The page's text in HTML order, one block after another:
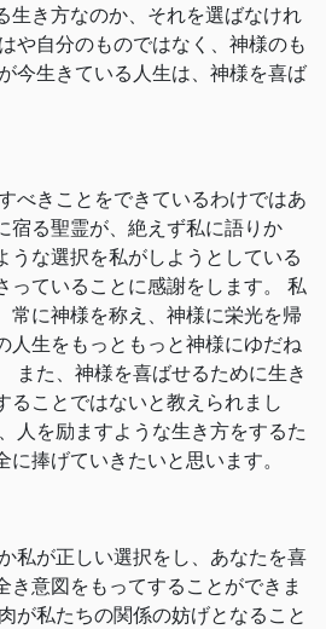
生き方なのか、それを選ばなけれ
や自分のものではなく、神様のも
今生きている人生は、神様を喜ば
きことをできているわけではあ
宿る聖霊が、絶えず私に語りか
うな選択を私がしようとしている
っていることに感謝をします。 私
常に神様を称え、神様に栄光を帰
人生をもっともっと神様にゆだね
また、神様を喜ばせるために生き
ることではないと教えられまし
人を励ますような生き方をするた
捧げていきたいと思います。
が正しい選択をし、あなたを喜
き意図をもってすることができま
が私たちの関係の妨げとなること